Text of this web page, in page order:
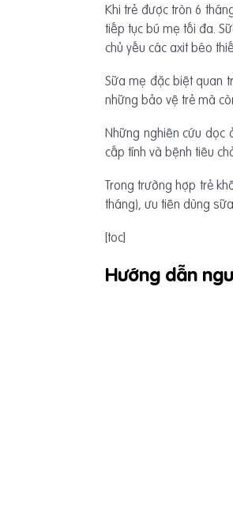
Khi trẻ được tròn 6
tiếp tục bú mẹ tối đa.
chủ yếu các axit béo
Sữa mẹ đặc biệt quan
những bảo vệ trẻ mà
Những nghiên cứu dọc
cấp tính và bệnh tiêu
Trong trường hợp trẻ
tháng), ưu tiên dùng
[toc]
Hướng dẫn